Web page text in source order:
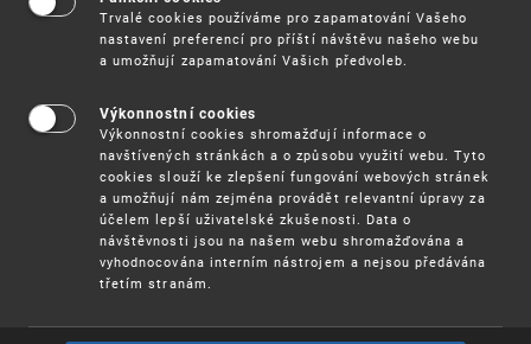
zaměřený na prezentaci aktuálních témat z oblasti
duševního vlastnictví a je určen nejenom
právníkům a odborníkům působícím v oboru
Přednášejícími jsou odborníci z EUIPO a z ÚPV.
--Termín: 20. 10. 2022 od 10,00 hodin
Účast na semináři jezdarma
Registrace
Trvalé cookies používáme pro zapamatování Vašeho
nastavení preferencí pro příští návštěvu našeho webu
a umožňují zapamatování Vašich předvoleb.
Výkonnostní cookies
Výkonnostní cookies shromažďují informace o
navštívených stránkách a o způsobu využití webu. Tyto
cookies slouží ke zlepšení fungování webových stránek
a umožňují nám zejména provádět relevantní úpravy za
účelem lepší uživatelské zkušenosti. Data o
návštěvnosti jsou na našem webu shromažďována a
vyhodnocována interním nástrojem a nejsou předávána
třetím stranám.